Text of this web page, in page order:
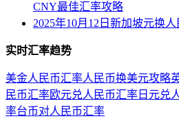
CNY最佳汇率攻略
2025年10月12日新加坡元换
实时汇率趋势
美金人民币汇率人民币换美元攻略
民币汇率欧元兑人民币汇率 日元兑
率台币对人民币汇率